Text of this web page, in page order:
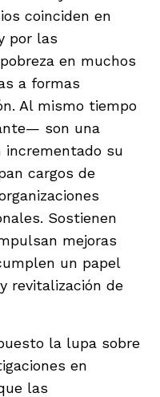
coinciden en
por las
en muchos
a formas
Al mismo tiempo
son una
incrementado su
cargos de
Sostienen
mejoras
un papel
revitalización de
la lupa sobre
en
las